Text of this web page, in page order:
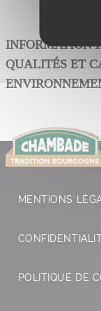
INFORMATION
QUALITÉS ET
MENTIONS
POLITIQUE DE